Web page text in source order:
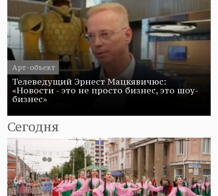
Арт-объект
Телеведущий Эрнест Мацкявичюс:
«Новости - это не просто бизнес, это шоу-
бизнес»
Сегодня